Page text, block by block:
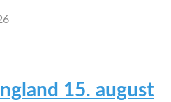
15. august